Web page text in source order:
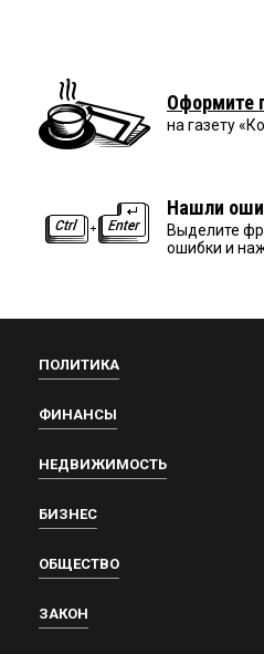
Оформите
на газету
Нашли
Выделите
ошибки и
ПОЛИТИКА
ФИНАНСЫ
НЕДВИЖИМОСТЬ
БИЗНЕС
ОБЩЕСТВО
ЗАКОН